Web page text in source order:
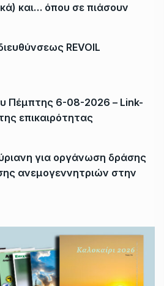
και… όπου σε πιάσουν
REVOIL
Πέμπτης 6-08-2026 – Link-
επικαιρότητας
για οργάνωση δράσης
ανεμογεννητριών στην